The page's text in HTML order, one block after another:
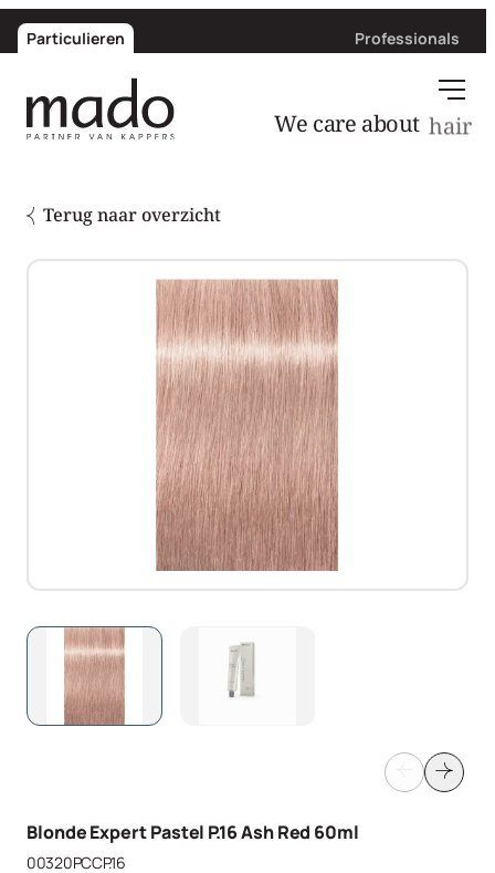
Particulieren Professionals
We care about hair
Terug naar overzicht
Blonde Expert Pastel P.16 Ash Red 60ml
00320PCCP.16